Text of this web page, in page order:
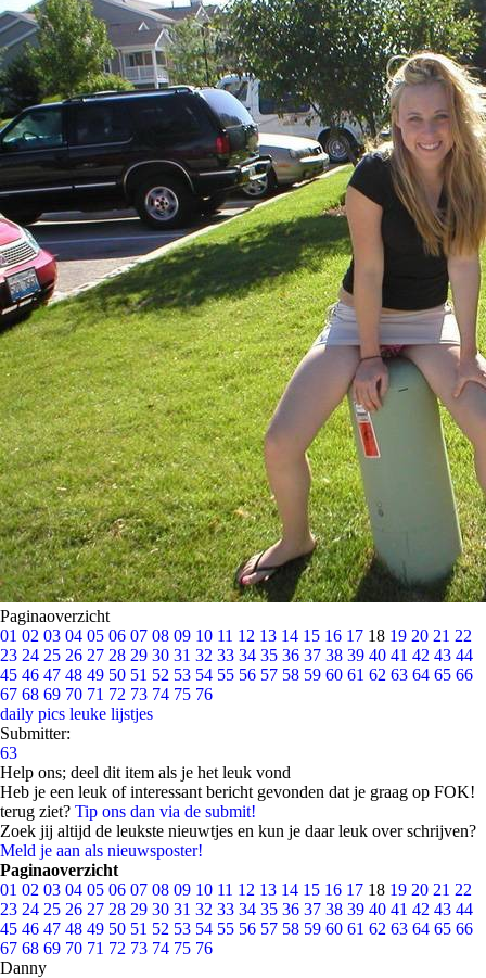
Paginaoverzicht
01 02 03 04 05 06 07 08 09 10 11 12 13 14 15 16 17 18 19 20 21 22
23 24 25 26 27 28 29 30 31 32 33 34 35 36 37 38 39 40 41 42 43 44
45 46 47 48 49 50 51 52 53 54 55 56 57 58 59 60 61 62 63 64 65 66
67 68 69 70 71 72 73 74 75 76
daily pics leuke lijstjes
Submitter:
63
Help ons; deel dit item als je het leuk vond
Heb je een leuk of interessant bericht gevonden dat je graag op FOK!
terug ziet? Tip ons dan via de submit!
Zoek jij altijd de leukste nieuwtjes en kun je daar leuk over schrijven?
Meld je aan als nieuwsposter!
Paginaoverzicht
01 02 03 04 05 06 07 08 09 10 11 12 13 14 15 16 17 18 19 20 21 22
23 24 25 26 27 28 29 30 31 32 33 34 35 36 37 38 39 40 41 42 43 44
45 46 47 48 49 50 51 52 53 54 55 56 57 58 59 60 61 62 63 64 65 66
67 68 69 70 71 72 73 74 75 76
Danny